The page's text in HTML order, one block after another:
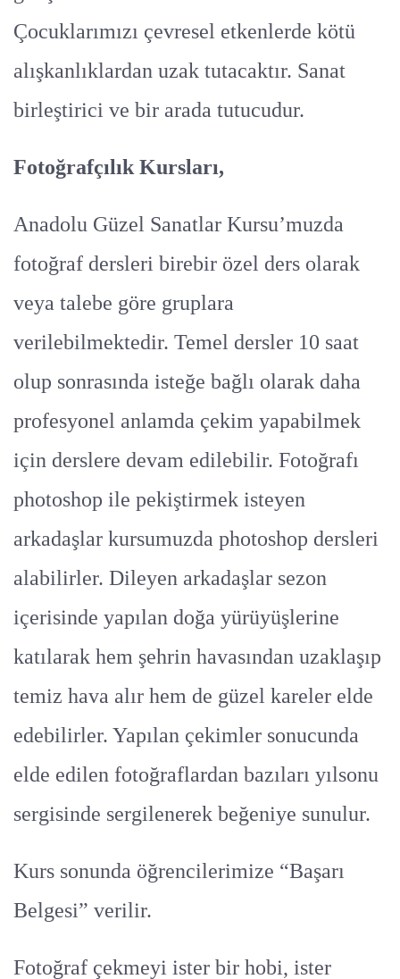
Çocuklarımızı çevresel etkenlerde kötü
alışkanlıklardan uzak tutacaktır. Sanat
birleştirici ve bir arada tutucudur.
Fotoğrafçılık Kursları,
Anadolu Güzel Sanatlar Kursu’muzda
fotoğraf dersleri birebir özel ders olarak
veya talebe göre gruplara
verilebilmektedir. Temel dersler 10 saat
olup sonrasında isteğe bağlı olarak daha
profesyonel anlamda çekim yapabilmek
için derslere devam edilebilir. Fotoğrafı
photoshop ile pekiştirmek isteyen
arkadaşlar kursumuzda photoshop dersleri
alabilirler. Dileyen arkadaşlar sezon
içerisinde yapılan doğa yürüyüşlerine
katılarak hem şehrin havasından uzaklaşıp
temiz hava alır hem de güzel kareler elde
edebilirler. Yapılan çekimler sonucunda
elde edilen fotoğraflardan bazıları yılsonu
sergisinde sergilenerek beğeniye sunulur.
Kurs sonunda öğrencilerimize “Başarı
Belgesi” verilir.
Fotoğraf çekmeyi ister bir hobi, ister